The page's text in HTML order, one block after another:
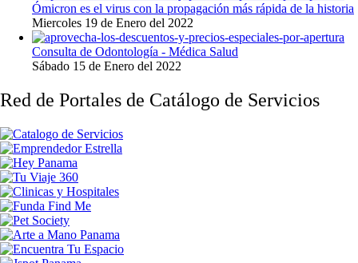
Ómicron es el virus con la propagación más rápida de la historia
Miercoles 19 de Enero del 2022
Consulta de Odontología - Médica Salud
Sábado 15 de Enero del 2022
Red de Portales de Catálogo de Servicios